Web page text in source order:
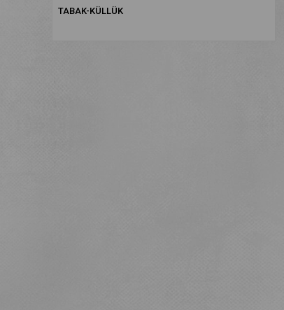
TABAK-KÜLLÜK